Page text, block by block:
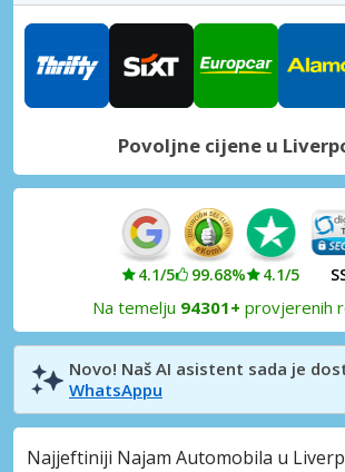
Povoljne cijene u
4.1/5 99.68% 4.1/5
Na temelju 94301+ provjerenih
Novo! Naš AI asistent sada je
WhatsAppu
Najjeftiniji Najam Automobila u